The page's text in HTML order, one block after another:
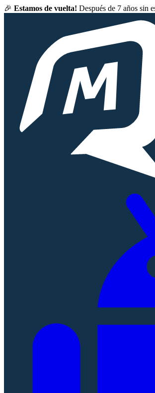
🎉 Estamos de vuelta! Después de 7 años sin